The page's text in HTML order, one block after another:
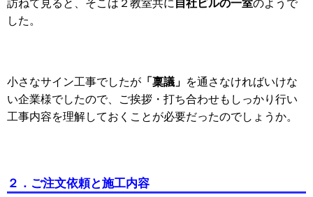
した。
小さなサイン工事でしたが 「稟議」 を通さなければいけな
い企業様でしたので、ご挨拶・打ち合わせもしっかり行い
工事内容を理解しておくことが必要だったのでしょうか。
２．ご注文依頼と施工内容